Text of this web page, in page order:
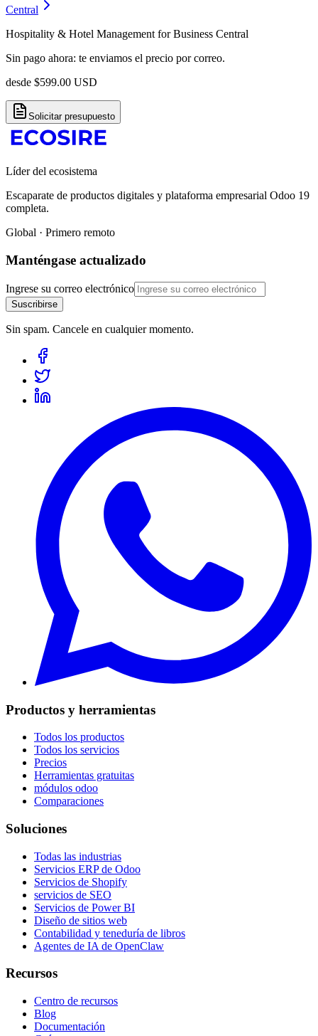
Central
Hospitality & Hotel Management for Business Central
Sin pago ahora: te enviamos el precio por correo.
desde $599.00 USD
Solicitar presupuesto
Líder del ecosistema
Escaparate de productos digitales y plataforma empresarial Odoo 19
completa.
Global · Primero remoto
Manténgase actualizado
Ingrese su correo electrónico
Suscribirse
Sin spam. Cancele en cualquier momento.
Productos y herramientas
Todos los productos
Todos los servicios
Precios
Herramientas gratuitas
módulos odoo
Comparaciones
Soluciones
Todas las industrias
Servicios ERP de Odoo
Servicios de Shopify
servicios de SEO
Servicios de Power BI
Diseño de sitios web
Contabilidad y teneduría de libros
Agentes de IA de OpenClaw
Recursos
Centro de recursos
Blog
Documentación